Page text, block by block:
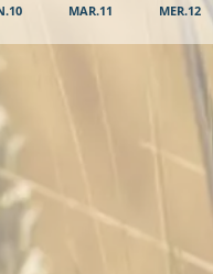
MAR.11 MER.12